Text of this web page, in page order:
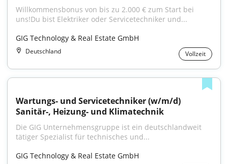
Willkommensbonus von bis zu 2.000 € zum Start bei
uns!Du bist Elektriker oder Servicetechniker und...
GIG Technology & Real Estate GmbH
Deutschland Vollzeit
Wartungs- und Servicetechniker (w/m/d)
Sanitär-, Heizung- und Klimatechnik
Die GIG Unternehmensgruppe ist ein deutschlandweit
tätiger Spezialist für technisches und...
GIG Technology & Real Estate GmbH